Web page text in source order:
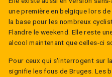
une première en belgique lors
la base pour les nombreux
Flandre le weekend. Elle reste
alcool maintenant que celles-ci
Pour ceux qui s'interrogent sur
signifie les fous de Bruges. Les